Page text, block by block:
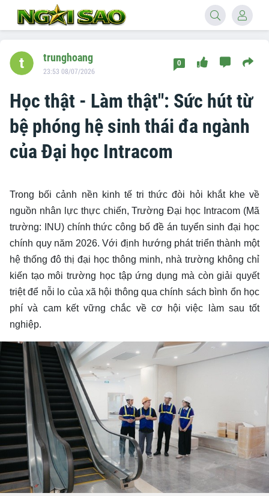
Học thật - Làm thật": Sức hút từ
bệ phóng hệ sinh thái đa ngành
của Đại học Intracom
trunghoang
23:53 08/07/2026
0
Trong bối cảnh nền kinh tế tri thức đòi hỏi khắt khe về
nguồn nhân lực thực chiến, Trường Đại học Intracom (Mã
trường: INU) chính thức công bố đề án tuyển sinh đại học
chính quy năm 2026. Với định hướng phát triển thành một
hệ thống đô thị đại học thông minh, nhà trường không chỉ
kiến tạo môi trường học tập ứng dụng mà còn giải quyết
triệt để nỗi lo của xã hội thông qua chính sách bình ổn học
phí và cam kết vững chắc về cơ hội việc làm sau tốt
nghiệp.